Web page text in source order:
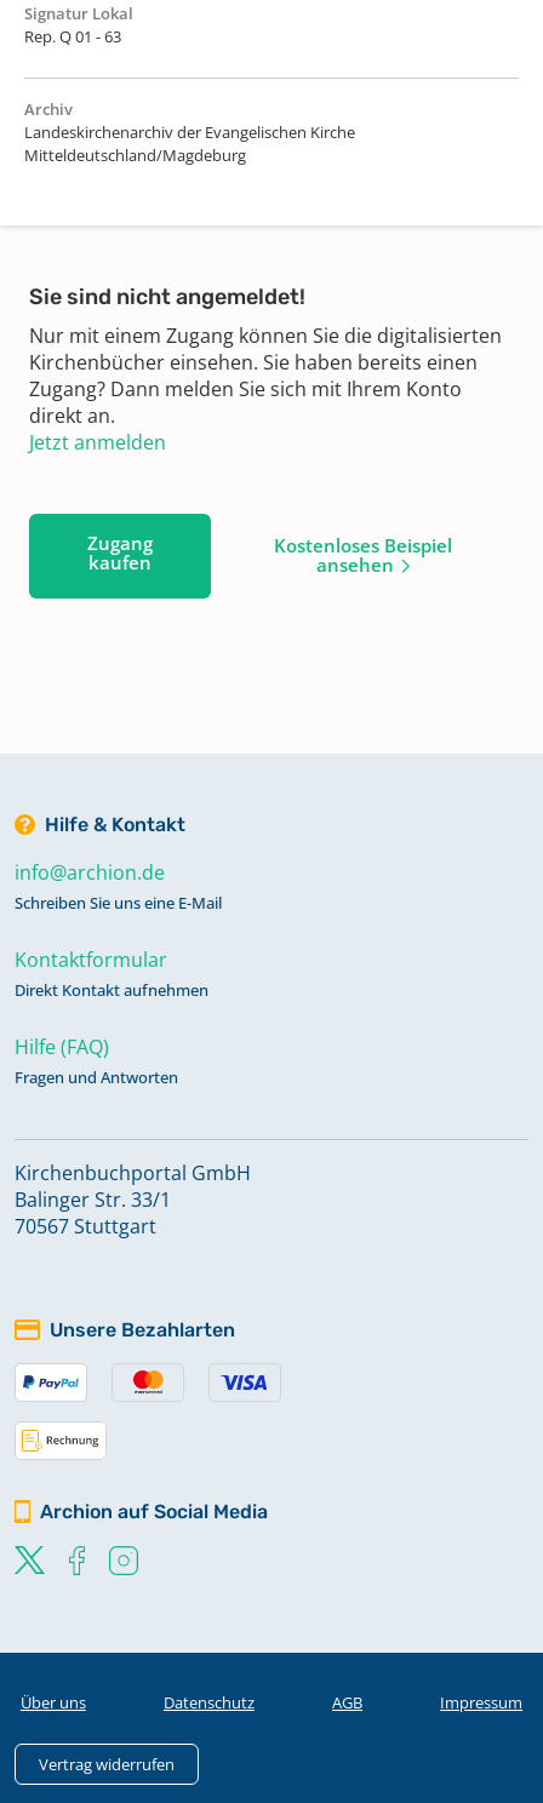
Signatur Lokal
Rep. Q 01 - 63
Archiv
Landeskirchenarchiv der Evangelischen Kirche
Mitteldeutschland/Magdeburg
Sie sind nicht angemeldet!
Nur mit einem Zugang können Sie die digitalisierten
Kirchenbücher einsehen. Sie haben bereits einen
Zugang? Dann melden Sie sich mit Ihrem Konto
direkt an.
Jetzt anmelden
Zugang
kaufen
Kostenloses Beispiel
ansehen
Hilfe & Kontakt
info@archion.de
Schreiben Sie uns eine E-Mail
Kontaktformular
Direkt Kontakt aufnehmen
Hilfe (FAQ)
Fragen und Antworten
Kirchenbuchportal GmbH
Balinger Str. 33/1
70567 Stuttgart
Unsere Bezahlarten
Archion auf Social Media
Über uns Datenschutz AGB Impressum
Vertrag widerrufen